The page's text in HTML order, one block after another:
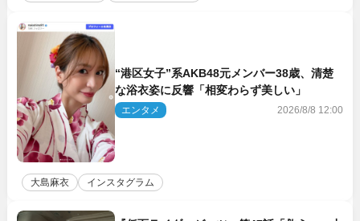
“港区女子”系AKB48元メンバー38歳、清楚
な浴衣姿に反響「相変わらず美しい」
エンタメ 2026/8/8 12:00
大島麻衣 インスタグラム